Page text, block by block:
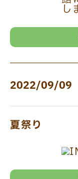
2022/09/09
夏祭り